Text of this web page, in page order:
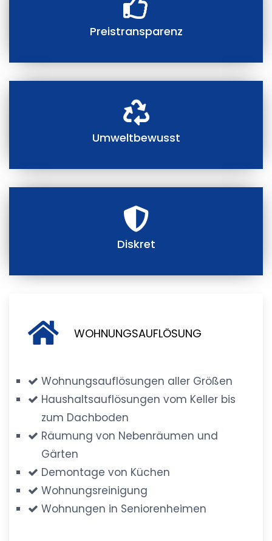
Preistransparenz
Umweltbewusst
Diskret
WOHNUNGSAUFLÖSUNG
Wohnungsauflösungen aller Größen
Haushaltsauflösungen vom Keller bis
zum Dachboden
Räumung von Nebenräumen und
Gärten
Demontage von Küchen
Wohnungsreinigung
Wohnungen in Seniorenheimen